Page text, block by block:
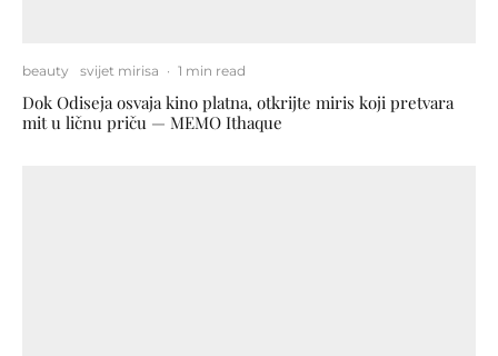
beauty svijet mirisa · 1 min read
Dok Odiseja osvaja kino platna, otkrijte miris koji pretvara
mit u ličnu priču — MEMO Ithaque